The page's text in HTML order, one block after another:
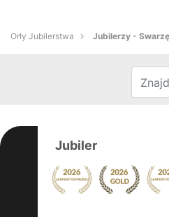
Orły Jubilerstwa Jubilerzy -
Jubiler